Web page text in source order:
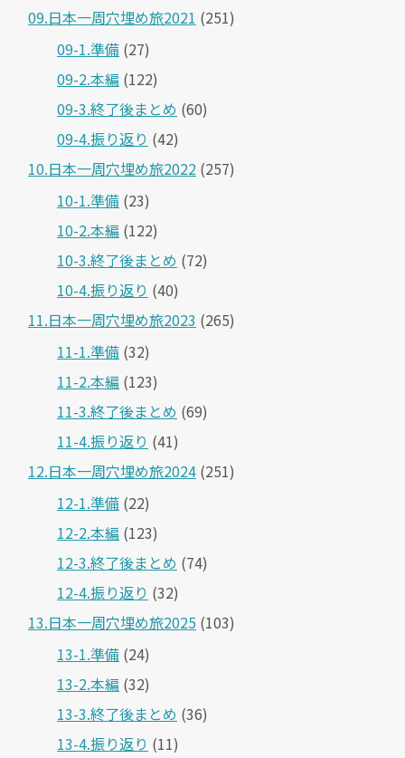
09.日本一周穴埋め旅2021 (251)
09-1.準備 (27)
09-2.本編 (122)
09-3.終了後まとめ (60)
09-4.振り返り (42)
10.日本一周穴埋め旅2022 (257)
10-1.準備 (23)
10-2.本編 (122)
10-3.終了後まとめ (72)
10-4.振り返り (40)
11.日本一周穴埋め旅2023 (265)
11-1.準備 (32)
11-2.本編 (123)
11-3.終了後まとめ (69)
11-4.振り返り (41)
12.日本一周穴埋め旅2024 (251)
12-1.準備 (22)
12-2.本編 (123)
12-3.終了後まとめ (74)
12-4.振り返り (32)
13.日本一周穴埋め旅2025 (103)
13-1.準備 (24)
13-2.本編 (32)
13-3.終了後まとめ (36)
13-4.振り返り (11)